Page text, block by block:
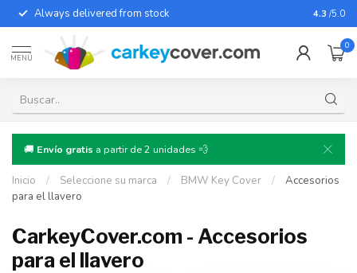
Always delivered from stock For
4.3 /5.0
MENÚ
0
🚚 Envío gratis a partir de 2 unidades 💨
Inicio / Seleccione su marca / BMW Key Cover /
Accesorios
para el llavero
CarkeyCover.com - Accesorios
para el llavero